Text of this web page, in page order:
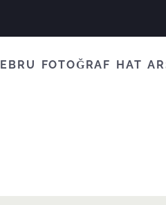
EBRU FOTOĞRAF HAT